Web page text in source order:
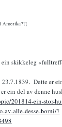
Amerika??)
ein skikkeleg
Dette er
ein del av denne
201814-ein-stor-
av-alle-desse-borni/?